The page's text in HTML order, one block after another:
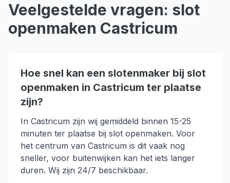
Veelgestelde vragen: slot
openmaken Castricum
Hoe snel kan een slotenmaker bij slot
openmaken in Castricum ter plaatse
zijn?
In Castricum zijn wij gemiddeld binnen 15-25
minuten ter plaatse bij slot openmaken. Voor
het centrum van Castricum is dit vaak nog
sneller, voor buitenwijken kan het iets langer
duren. Wij zijn 24/7 beschikbaar.